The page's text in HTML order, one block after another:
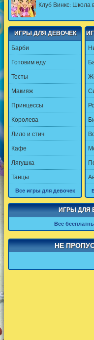
Клуб Винкс: Школа
ИГРЫ ДЛЯ ДЕВОЧЕК
Барби
Готовим еду
Тесты
Макияж
Принцессы
Королева
Лило и стич
Кафе
Лягушка
Танцы
Все игры для девочек
ИГРЫ ДЛЯ
Все
НЕ